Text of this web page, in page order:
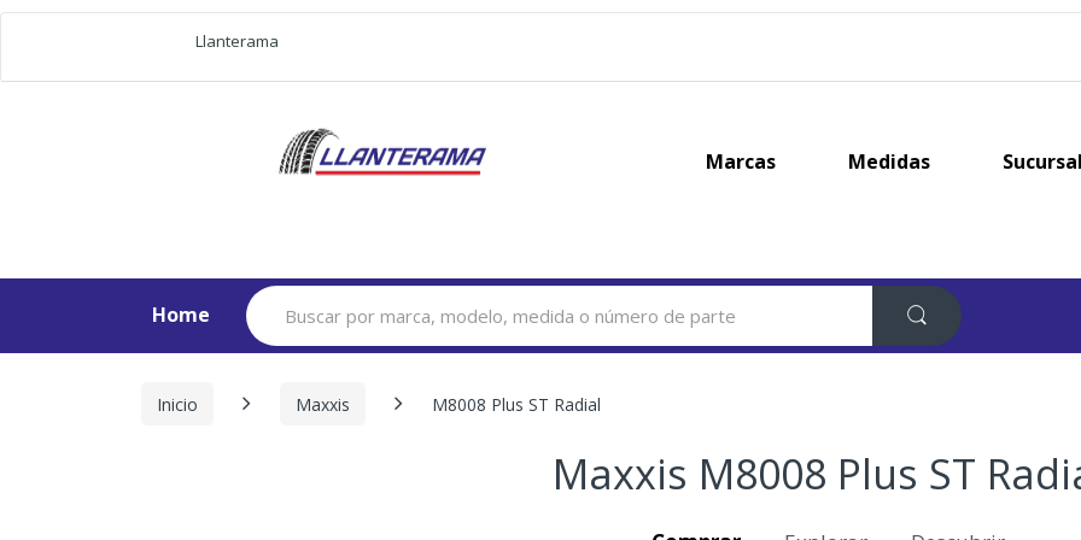
Llanterama
Marcas Medidas
Home
Search
for:
Inicio Maxxis M8008 Plus ST Radial
Maxxis M8008 Plus ST